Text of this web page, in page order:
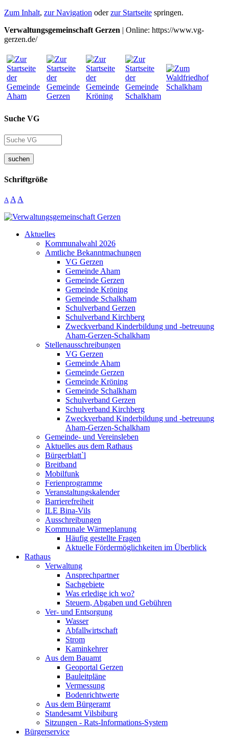
Zum Inhalt, zur Navigation oderzur Startseite springen.
Verwaltungsgemeinschaft Gerzen | Online: https://www.vg-
gerzen.de/
Suche VG
suchen
Schriftgröße
A A A
Aktuelles
Kommunalwahl 2026
Amtliche Bekanntmachungen
VG Gerzen
Gemeinde Aham
Gemeinde Gerzen
Gemeinde Kröning
Gemeinde Schalkham
Schulverband Gerzen
Schulverband Kirchberg
Zweckverband Kinderbildung und -betreuung
Aham-Gerzen-Schalkham
Stellenausschreibungen
VG Gerzen
Gemeinde Aham
Gemeinde Gerzen
Gemeinde Kröning
Gemeinde Schalkham
Schulverband Gerzen
Schulverband Kirchberg
Zweckverband Kinderbildung und -betreuung
Aham-Gerzen-Schalkham
Gemeinde- und Vereinsleben
Aktuelles aus dem Rathaus
Bürgerblatt`l
Breitband
Mobilfunk
Ferienprogramme
Veranstaltungskalender
Barrierefreiheit
ILE Bina-Vils
Ausschreibungen
Kommunale Wärmeplanung
Häufig gestellte Fragen
Aktuelle Fördermöglichkeiten im Überblick
Rathaus
Verwaltung
Ansprechpartner
Sachgebiete
Was erledige ich wo?
Steuern, Abgaben und Gebühren
Ver- und Entsorgung
Wasser
Abfallwirtschaft
Strom
Kaminkehrer
Aus dem Bauamt
Geoportal Gerzen
Bauleitpläne
Vermessung
Bodenrichtwerte
Aus dem Bürgeramt
Standesamt Vilsbiburg
Sitzungen - Rats-Informations-System
Bürgerservice